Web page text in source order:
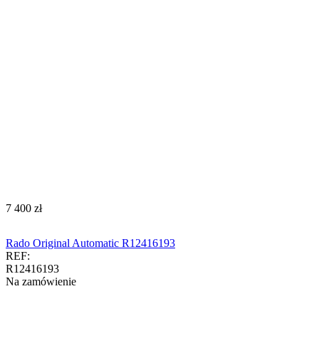
‍7 400‍ zł
Rado Original Automatic R12416193
REF:
R12416193
Na zamówienie